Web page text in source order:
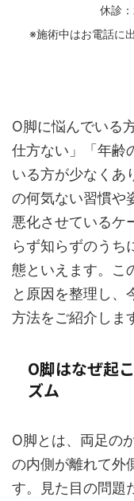
休診
※施術中はお電話に
O脚に悩んでいる
仕方ない」「年齢
いる方が少なくあ
の何気ない習慣や
悪化させているケ
らず知らずのうち
態といえます。こ
と原因を整理し、
方法をご紹介しま
O脚はなぜ起
ズム
O脚とは、両足の
の内側が離れて外
す。見た目の問題